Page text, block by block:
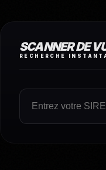
SCANNER DE
RECHERCHE